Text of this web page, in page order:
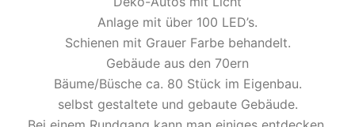
Anlage mit über 100 LED’s.
Schienen mit Grauer Farbe behandelt.
Gebäude aus den 70ern
Bäume/Büsche ca. 80 Stück im Eigenbau.
selbst gestaltete und gebaute Gebäude.